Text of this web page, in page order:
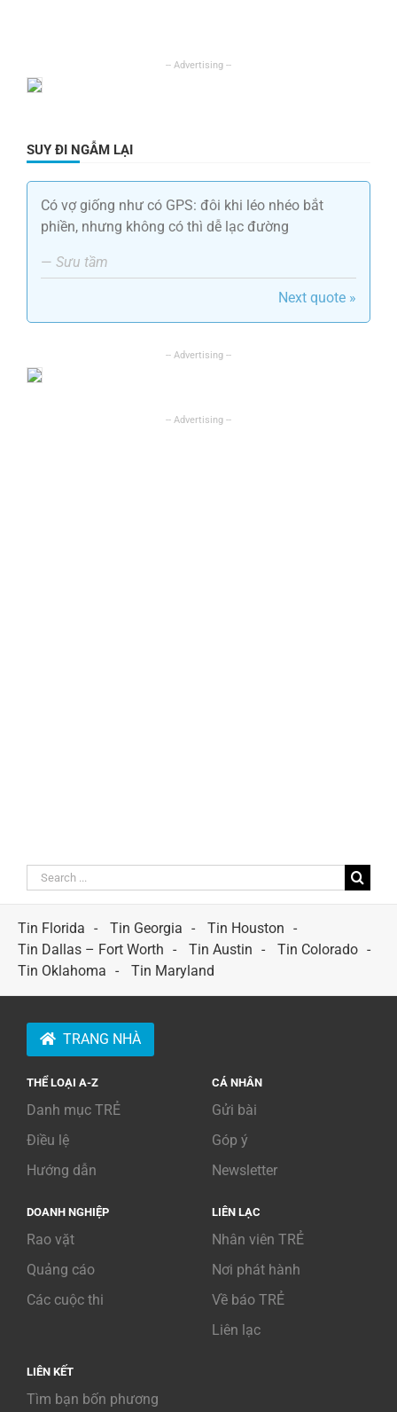
SUY ĐI NGẪM LẠI
Có vợ giống như có GPS: đôi khi léo nhéo bắt
phiền, nhưng không có thì dễ lạc đường
— Sưu tầm
Next quote »
Search
for:
Tin Florida
Tin Georgia
Tin Houston
Tin Dallas – Fort Worth
Tin Austin
Tin Colorado
Tin Oklahoma
Tin Maryland
TRANG NHÀ
THỂ LOẠI A-Z
Danh mục TRẺ
Điều lệ
Hướng dẫn
CÁ NHÂN
Gửi bài
Góp ý
Newsletter
DOANH NGHIỆP
Rao vặt
Quảng cáo
Các cuộc thi
LIÊN LẠC
Nhân viên TRẺ
Nơi phát hành
Về báo TRẺ
Liên lạc
LIÊN KẾT
Tìm bạn bốn phương